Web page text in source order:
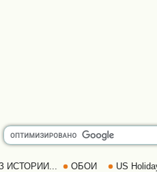
ИСТОРИИ... ОБОИ US